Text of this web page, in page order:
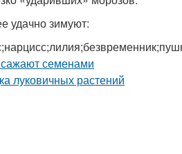
удачно зимуют: